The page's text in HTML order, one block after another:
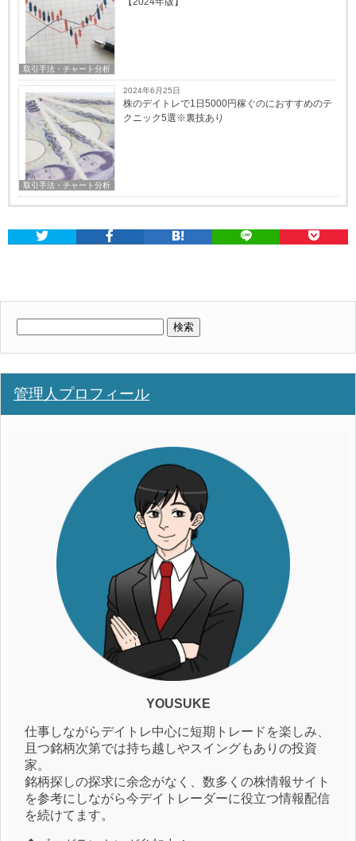
取引手法・チャート分析
取引手法・チャート分析
2024年6月25日
株のデイトレで1日5000円稼ぐのにおすすめのテ
クニック5選※裏技あり
管理人プロフィール
YOUSUKE
仕事しながらデイトレ中心に短期トレードを楽しみ、
且つ銘柄次第では持ち越しやスイングもありの投資
家。
銘柄探しの探求に余念がなく、数多くの株情報サイト
を参考にしながら今デイトレーダーに役立つ情報配信
を続けてます。